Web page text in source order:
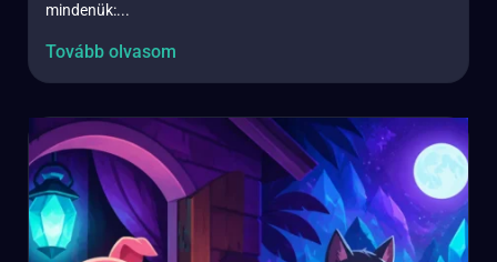
mindenük:...
Tovább olvasom